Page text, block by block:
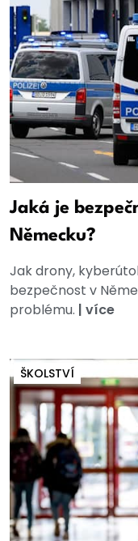
Jaká je
Německu?
Jak drony,
bezpečnost v
problému. | více
ŠKOLSTVÍ